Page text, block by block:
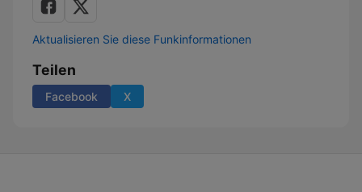
Aktualisieren Sie diese Funkinformationen
Teilen
Facebook X